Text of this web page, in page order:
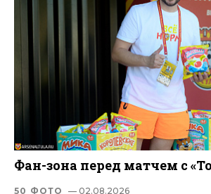
Фан-зона перед матчем с
50 ФОТО — 02.08.2026